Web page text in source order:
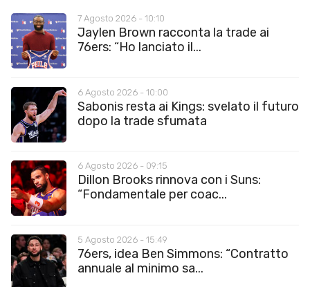
7 Agosto 2026 - 10:10
Jaylen Brown racconta la trade ai
76ers: “Ho lanciato il...
6 Agosto 2026 - 10:00
Sabonis resta ai Kings: svelato il futuro
dopo la trade sfumata
6 Agosto 2026 - 09:15
Dillon Brooks rinnova con i Suns:
“Fondamentale per coac...
5 Agosto 2026 - 15:49
76ers, idea Ben Simmons: “Contratto
annuale al minimo sa...